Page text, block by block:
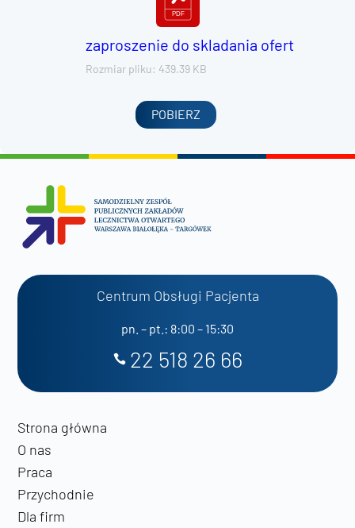
zaproszenie do skladania ofert
Rozmiar pliku: 439.39 KB
POBIERZ
Centrum Obsługi Pacjenta
pn. – pt.: 8:00 – 15:30
22 518 26 66
Strona główna
O nas
Praca
Przychodnie
Dla firm